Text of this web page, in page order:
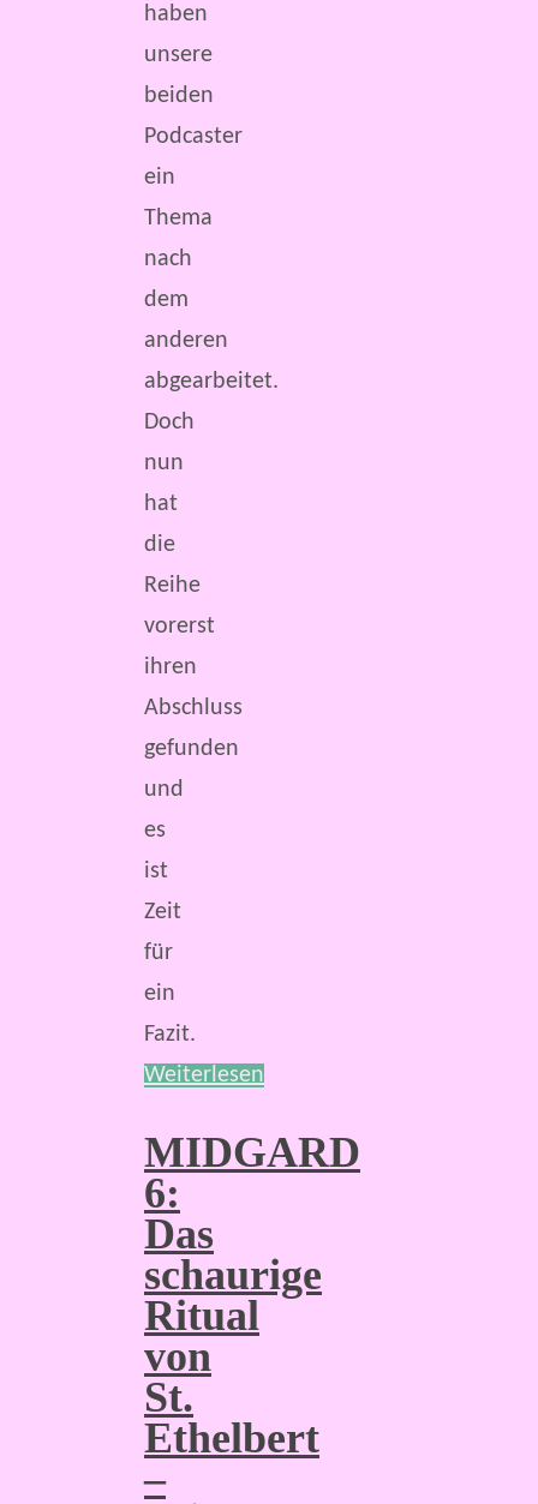
haben
unsere
beiden
Podcaster
ein
Thema
nach
dem
anderen
abgearbeitet.
Doch
nun
hat
die
Reihe
vorerst
ihren
Abschluss
gefunden
und
es
ist
Zeit
für
ein
Fazit.
Weiterlesen
MIDGARD
6:
Das
schaurige
Ritual
von
St.
Ethelbert
–